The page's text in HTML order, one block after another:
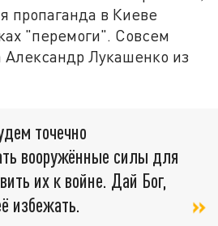
пропаганда в Киеве
"перемоги". Совсем
Александр Лукашенко из
точечно
вооружённые силы для
их к войне. Дай Бог,
избежать.